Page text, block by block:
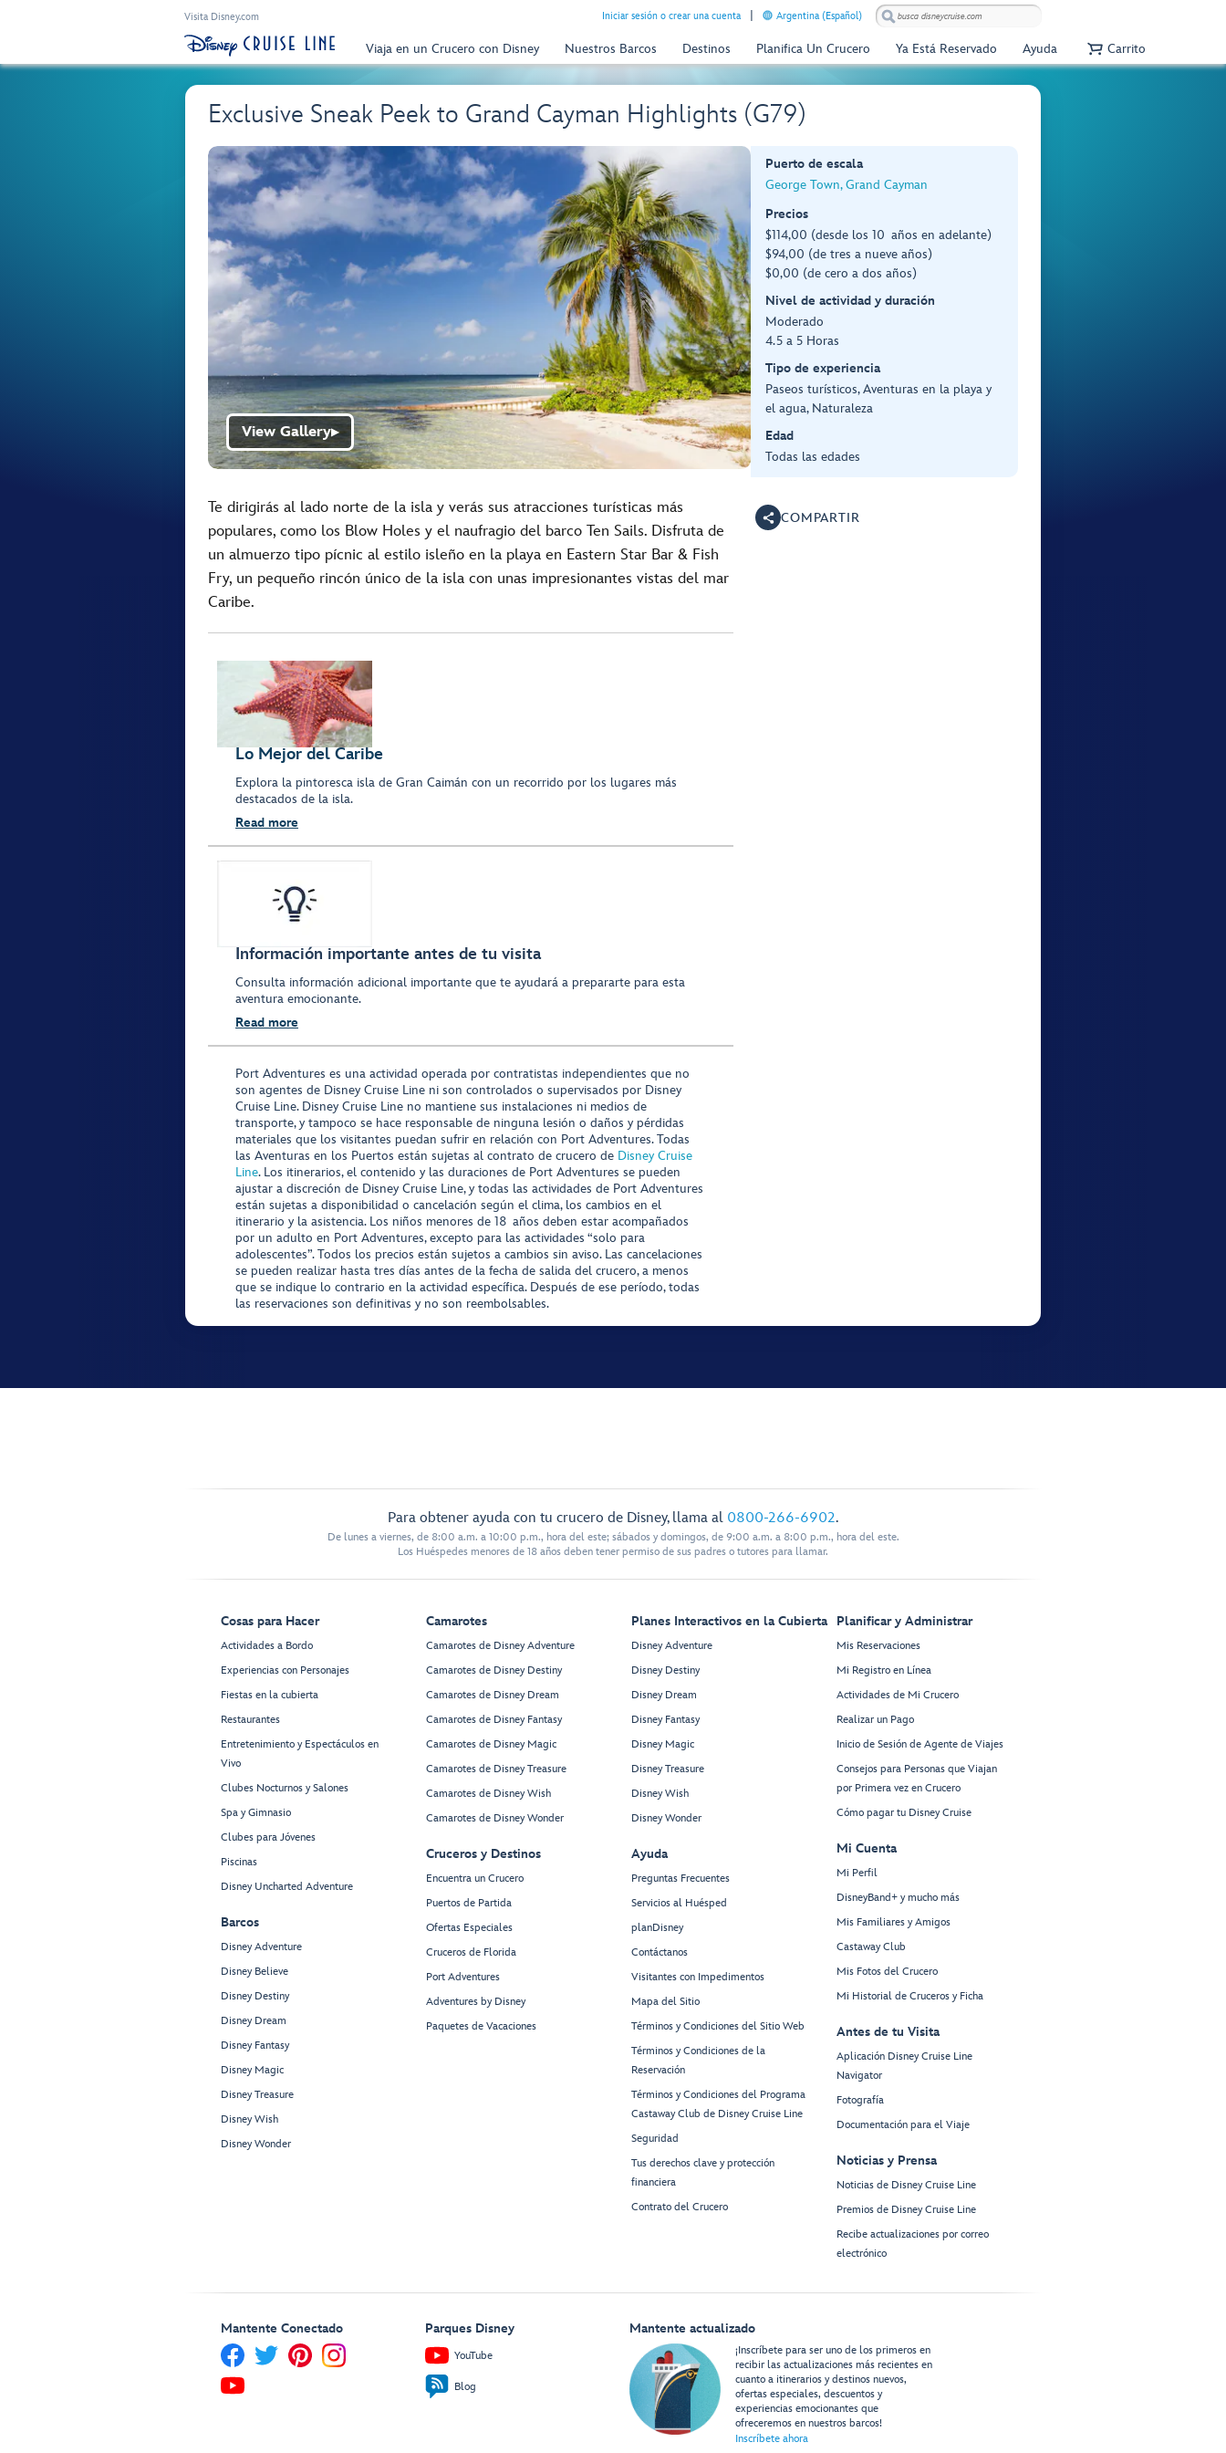
Visita Disney.com Iniciar sesión o crear una cuenta Argentina (Español)
Viaja en un Crucero con Disney Nuestros Barcos Destinos Planifica Un Crucero Ya Está Reservado Ayuda Carrito
Exclusive Sneak Peek to Grand Cayman Highlights (G79)
View Gallery▶
Puerto de escala
George Town, Grand Cayman
Precios
$114,00 (desde los 10 años en adelante)
$94,00 (de tres a nueve años)
$0,00 (de cero a dos años)
Nivel de actividad y duración
Moderado
4.5 a 5 Horas
Tipo de experiencia
Paseos turísticos, Aventuras en la playa y
el agua, Naturaleza
Edad
Todas las edades
Te dirigirás al lado norte de la isla y verás sus atracciones turísticas más
populares, como los Blow Holes y el naufragio del barco Ten Sails. Disfruta de
un almuerzo tipo pícnic al estilo isleño en la playa en Eastern Star Bar & Fish
Fry, un pequeño rincón único de la isla con unas impresionantes vistas del mar
Caribe.
Lo Mejor del Caribe
Explora la pintoresca isla de Gran Caimán con un recorrido por los lugares más
destacados de la isla.
Read more
Información importante antes de tu visita
Consulta información adicional importante que te ayudará a prepararte para esta
aventura emocionante.
Read more
Port Adventures es una actividad operada por contratistas independientes que no
son agentes de Disney Cruise Line ni son controlados o supervisados por Disney
Cruise Line. Disney Cruise Line no mantiene sus instalaciones ni medios de
transporte, y tampoco se hace responsable de ninguna lesión o daños y pérdidas
materiales que los visitantes puedan sufrir en relación con Port Adventures. Todas
las Aventuras en los Puertos están sujetas al contrato de crucero de Disney Cruise
Line. Los itinerarios, el contenido y las duraciones de Port Adventures se pueden
ajustar a discreción de Disney Cruise Line, y todas las actividades de Port Adventures
están sujetas a disponibilidad o cancelación según el clima, los cambios en el
itinerario y la asistencia. Los niños menores de 18 años deben estar acompañados
por un adulto en Port Adventures, excepto para las actividades “solo para
adolescentes”. Todos los precios están sujetos a cambios sin aviso. Las cancelaciones
se pueden realizar hasta tres días antes de la fecha de salida del crucero, a menos
que se indique lo contrario en la actividad específica. Después de ese período, todas
las reservaciones son definitivas y no son reembolsables.
COMPARTIR
Para obtener ayuda con tu crucero de Disney, llama al 0800-266-6902.
De lunes a viernes, de 8:00 a.m. a 10:00 p.m., hora del este; sábados y domingos, de 9:00 a.m. a 8:00 p.m., hora del este.
Los Huéspedes menores de 18 años deben tener permiso de sus padres o tutores para llamar.
Cosas para Hacer
Actividades a Bordo
Experiencias con Personajes
Fiestas en la cubierta
Restaurantes
Entretenimiento y Espectáculos en
Vivo
Clubes Nocturnos y Salones
Spa y Gimnasio
Clubes para Jóvenes
Piscinas
Disney Uncharted Adventure
Barcos
Disney Adventure
Disney Believe
Disney Destiny
Disney Dream
Disney Fantasy
Disney Magic
Disney Treasure
Disney Wish
Disney Wonder
Camarotes
Camarotes de Disney Adventure
Camarotes de Disney Destiny
Camarotes de Disney Dream
Camarotes de Disney Fantasy
Camarotes de Disney Magic
Camarotes de Disney Treasure
Camarotes de Disney Wish
Camarotes de Disney Wonder
Cruceros y Destinos
Encuentra un Crucero
Puertos de Partida
Ofertas Especiales
Cruceros de Florida
Port Adventures
Adventures by Disney
Paquetes de Vacaciones
Planes Interactivos en la Cubierta
Disney Adventure
Disney Destiny
Disney Dream
Disney Fantasy
Disney Magic
Disney Treasure
Disney Wish
Disney Wonder
Ayuda
Preguntas Frecuentes
Servicios al Huésped
planDisney
Contáctanos
Visitantes con Impedimentos
Mapa del Sitio
Términos y Condiciones del Sitio Web
Términos y Condiciones de la
Reservación
Términos y Condiciones del Programa
Castaway Club de Disney Cruise Line
Seguridad
Tus derechos clave y protección
financiera
Contrato del Crucero
Planificar y Administrar
Mis Reservaciones
Mi Registro en Línea
Actividades de Mi Crucero
Realizar un Pago
Inicio de Sesión de Agente de Viajes
Consejos para Personas que Viajan
por Primera vez en Crucero
Cómo pagar tu Disney Cruise
Mi Cuenta
Mi Perfil
DisneyBand+ y mucho más
Mis Familiares y Amigos
Castaway Club
Mis Fotos del Crucero
Mi Historial de Cruceros y Ficha
Antes de tu Visita
Aplicación Disney Cruise Line
Navigator
Fotografía
Documentación para el Viaje
Noticias y Prensa
Noticias de Disney Cruise Line
Premios de Disney Cruise Line
Recibe actualizaciones por correo
electrónico
Mantente Conectado Parques Disney
YouTube
Blog
Mantente actualizado
¡Inscríbete para ser uno de los primeros en
recibir las actualizaciones más recientes en
cuanto a itinerarios y destinos nuevos,
ofertas especiales, descuentos y
experiencias emocionantes que
ofreceremos en nuestros barcos!
Inscríbete ahora